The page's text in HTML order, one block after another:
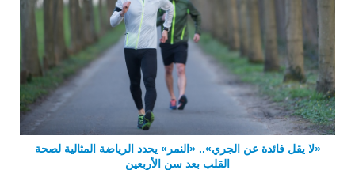
«لا يقل فائدة عن الجري».. «النمر» يحدد الرياضة المثالية لصحة
القلب بعد سن الأربعين